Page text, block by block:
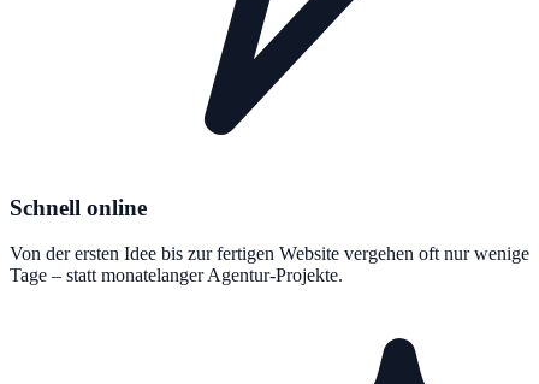
Schnell online
Von der ersten Idee bis zur fertigen Website vergehen oft nur wenige
Tage – statt monatelanger Agentur-Projekte.